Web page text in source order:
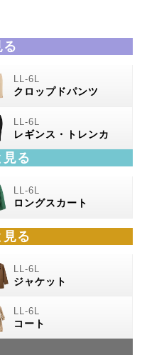
クロップドパンツ
レギンス・トレンカ
る
ロングスカート
る
ジャケット
コート